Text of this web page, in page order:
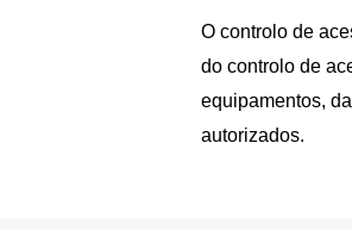
O controlo de
do controlo de
equipamentos,
autorizados.